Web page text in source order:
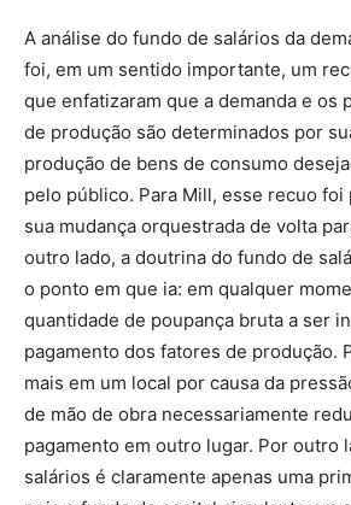
A análise do fundo de salários da
foi, em um sentido importante, um
que enfatizaram que a demanda e os
de produção são determinados por
produção de bens de consumo
pelo público. Para Mill, esse recuo
sua mudança orquestrada de volta
outro lado, a doutrina do fundo de
o ponto em que ia: em qualquer
quantidade de poupança bruta a ser
pagamento dos fatores de produção.
mais em um local por causa da
de mão de obra necessariamente
pagamento em outro lugar. Por outro
salários é claramente apenas uma